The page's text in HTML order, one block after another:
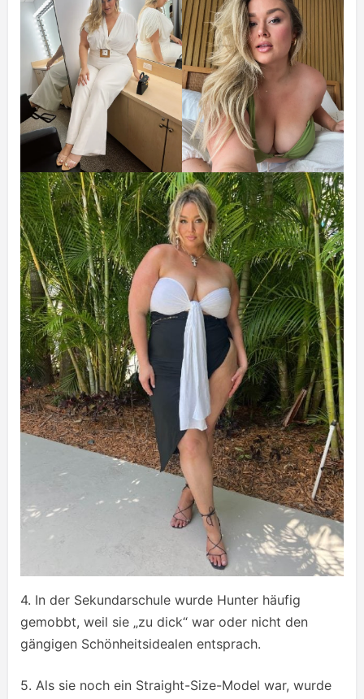
4. In der Sekundarschule wurde Hunter häufig
gemobbt, weil sie „zu dick“ war oder nicht den
gängigen Schönheitsidealen entsprach.
5. Als sie noch ein Straight-Size-Model war, wurde